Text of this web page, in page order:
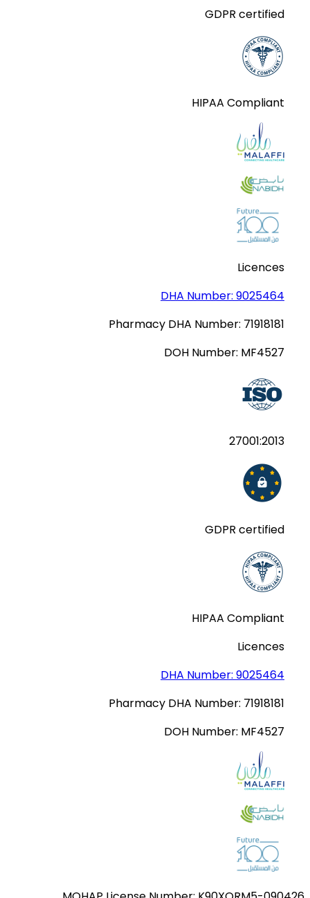
GDPR certified
HIPAA Compliant
Licences
DHA Number: 9025464
Pharmacy DHA Number: 71918181
DOH Number: MF4527
27001:2013
GDPR certified
HIPAA Compliant
Licences
DHA Number: 9025464
Pharmacy DHA Number: 71918181
DOH Number: MF4527